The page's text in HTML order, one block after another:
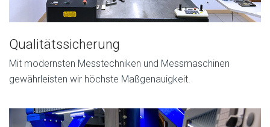
Qualitätssicherung
Mit modernsten Messtechniken und Messmaschinen
gewährleisten wir höchste Maßgenauigkeit.